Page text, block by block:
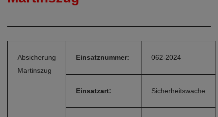
Absicherung
Martinszug
Einsatznummer: 062-2024
Einsatzart: Sicherheitswache